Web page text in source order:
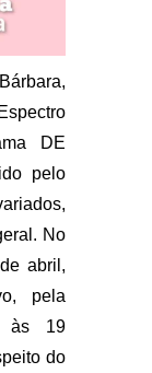
DE
pelo
No
abril,
pela
às 19
do